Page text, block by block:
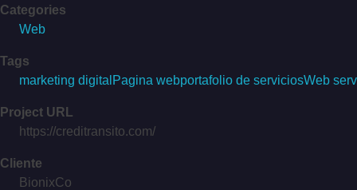
Categories
Web
Tags
marketing digital Pagina webportafolio de serviciosWeb
Project URL
https://creditransito.com/
Cliente
BionixCo